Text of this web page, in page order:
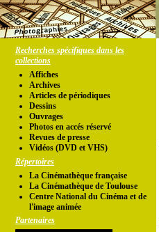
Recherches spécifiques dans les
collections
Affiches
Archives
Articles de périodiques
Dessins
Ouvrages
Photos en accés réservé
Revues de presse
Vidéos (DVD et VHS)
Répertoires
La Cinémathèque française
La Cinémathèque de Toulouse
Centre National du Cinéma et de
l'image animée
Partenaires